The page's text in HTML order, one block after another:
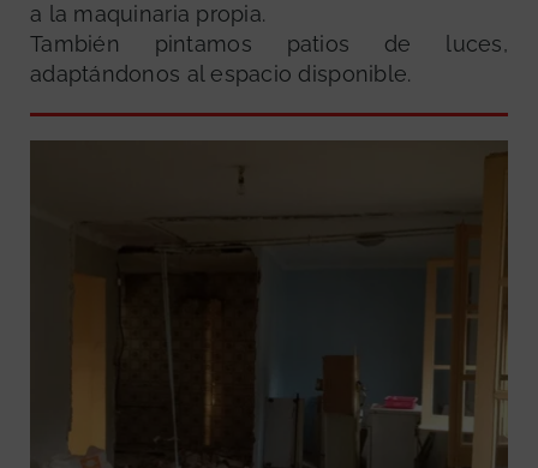
a la maquinaria propia.
También pintamos patios de luces,
adaptándonos al espacio disponible.